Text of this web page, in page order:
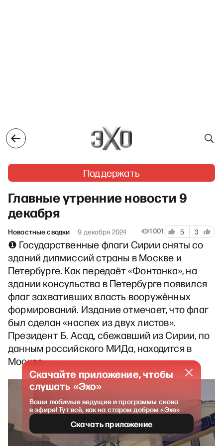
Поддержать
Главные утренние новости 9
декабря
Новостные сводки 9 декабря 2024 1001 5 3
❶ Государственные флаги Сирии сняты со
зданий дипмиссий страны в Москве и
Петербурге. Как передаёт «Фонтанка», на
здании консульства в Петербурге появился
флаг захвативших власть вооружённых
формирований. Издание отмечает, что флаг
был сделан «наспех из двух листов».
Президент Б. Асад, сбежавший из Сирии, по
данным российского МИДа, находится в
Москве.
Скачайте приложение, чтобы
слушать «Эхо»
Ваши любимые ведущие и программы снова
в эфире! Тут всё, как на старом добром «Эхе»
Скачать приложение